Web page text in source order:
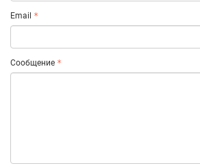
Email
Сообщение